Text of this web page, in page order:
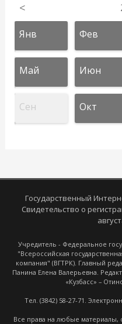
<
Янв Фев
Май Июн
Сен Окт
Государственный
Свидетельство о
Учредитель - Федеральное
"Всероссийская
компания" (ВГТРК). Главный
Панина Елена Валерьевна.
«Кузбасс» –
Тел. (3842) 58-27-71.
Все права на любые